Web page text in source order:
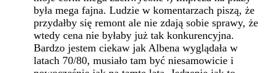
była mega fajna. Ludzie w komentarzach piszą, że
przydałby się remont ale nie zdają sobie sprawy, że
wtedy cena nie byłaby już tak konkurencyjna.
Bardzo jestem ciekaw jak Albena wyglądała w
latach 70/80, musiało tam być niesamowicie i